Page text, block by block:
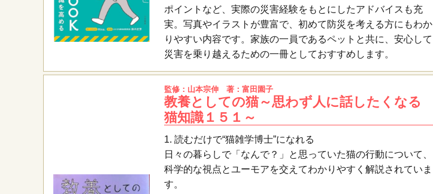
ポイントなど、実際の災害経験をもとにしたアドバイスも充
実。写真やイラストが豊富で、初めて防災を考える方にもわか
りやすい内容です。家族の一員であるペットと共に、安心して
災害を乗り越えるための一冊としておすすめします。
監修：山本宗伸 著：富田園子
教養としての猫～思わず人に話したくなる
猫知識１５１～
1. 読むだけで“猫雑学博士”になれる
日々の暮らしで「なんで？」と思っていた猫の行動について、
科学的な視点とユーモアを交えてわかりやすく解説されていま
す。